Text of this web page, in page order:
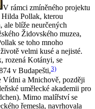
V rámci zmíněného projektu
Pollak, kterou
ale blíže neurčených
Židovského muzea,
se toho mnoho
velmi kusé a nejisté.
rozená Kotányi, se
v Budapešti,3)
Vídni a Mnichově, později
umělecké akademii pro
Mimo malířství se
řemesla, navrhovala